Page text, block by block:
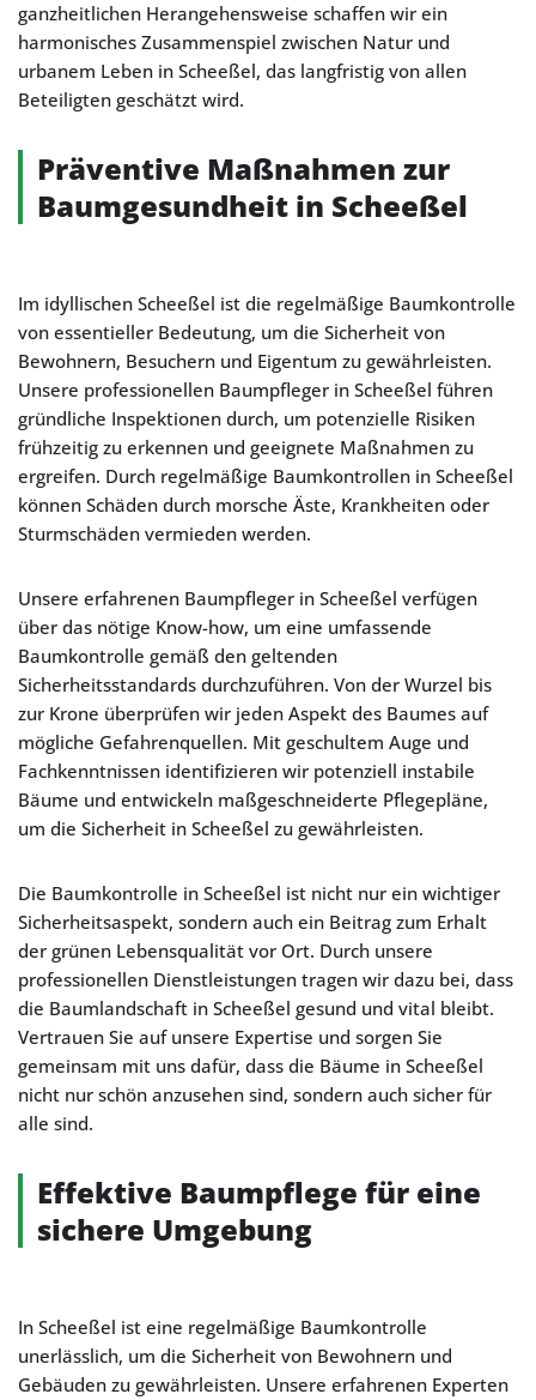
ganzheitlichen Herangehensweise schaffen wir ein
harmonisches Zusammenspiel zwischen Natur und
urbanem Leben in Scheeßel, das langfristig von allen
Beteiligten geschätzt wird.
Präventive Maßnahmen zur
Baumgesundheit in Scheeßel
Im idyllischen Scheeßel ist die regelmäßige Baumkontrolle
von essentieller Bedeutung, um die Sicherheit von
Bewohnern, Besuchern und Eigentum zu gewährleisten.
Unsere professionellen Baumpfleger in Scheeßel führen
gründliche Inspektionen durch, um potenzielle Risiken
frühzeitig zu erkennen und geeignete Maßnahmen zu
ergreifen. Durch regelmäßige Baumkontrollen in Scheeßel
können Schäden durch morsche Äste, Krankheiten oder
Sturmschäden vermieden werden.
Unsere erfahrenen Baumpfleger in Scheeßel verfügen
über das nötige Know-how, um eine umfassende
Baumkontrolle gemäß den geltenden
Sicherheitsstandards durchzuführen. Von der Wurzel bis
zur Krone überprüfen wir jeden Aspekt des Baumes auf
mögliche Gefahrenquellen. Mit geschultem Auge und
Fachkenntnissen identifizieren wir potenziell instabile
Bäume und entwickeln maßgeschneiderte Pflegepläne,
um die Sicherheit in Scheeßel zu gewährleisten.
Die Baumkontrolle in Scheeßel ist nicht nur ein wichtiger
Sicherheitsaspekt, sondern auch ein Beitrag zum Erhalt
der grünen Lebensqualität vor Ort. Durch unsere
professionellen Dienstleistungen tragen wir dazu bei, dass
die Baumlandschaft in Scheeßel gesund und vital bleibt.
Vertrauen Sie auf unsere Expertise und sorgen Sie
gemeinsam mit uns dafür, dass die Bäume in Scheeßel
nicht nur schön anzusehen sind, sondern auch sicher für
alle sind.
Effektive Baumpflege für eine
sichere Umgebung
In Scheeßel ist eine regelmäßige Baumkontrolle
unerlässlich, um die Sicherheit von Bewohnern und
Gebäuden zu gewährleisten. Unsere erfahrenen Experten